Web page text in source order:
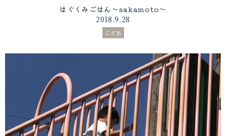
はぐくみごはん〜sakamoto〜
2018.9.28
こども